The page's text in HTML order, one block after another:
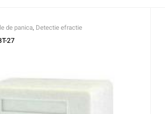
de panica, Detectie efractie
27